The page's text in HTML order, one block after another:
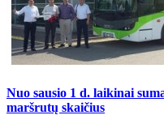
Nuo sausio 1 d. laikinai
maršrutų skaičius